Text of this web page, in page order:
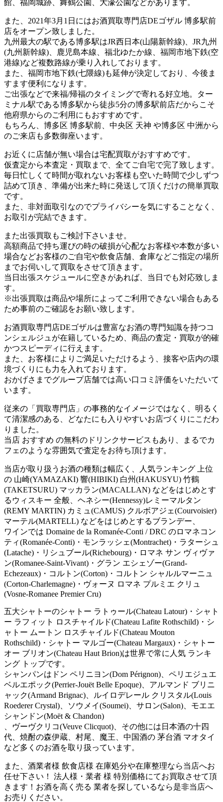
館、福岡城跡、舞鶴公園、大濠公園などがあります。
また、2021年3月1日にはお酒買取専門店DEゴザル 博多駅前
店をオープン致しました。
九州最大の駅である博多駅はJR西日本(山陽新幹線)、JR九州
(九州新幹線)、鹿児島本線、福北ゆたか線、福岡市地下鉄(空
港線)など複数路線が乗り入れしております。
また、福岡市地下鉄(七隈線)も延伸が決定しており、今後ま
すます便利になります。
ご出張などで来福/帰福のタイミングで寄れる好立地。ター
ミナル駅である博多駅から徒歩5分の博多駅前店だからこそ
他府県からのご利用にもおすすめです。
もちろん、博多区 博多駅前、中央区 天神 や博多区 中洲から
のご来店も多数御座います。
お近くに店舗が無い場合は宅配買取がおすすめです。
仮査定から本査定・買取まで、全てご自宅で完了致します。
毎日忙しくて時間が取れないお客様も空いた時間で少しずつ
詰めて頂き、準備が出来た時に発送して頂くだけの簡単買取
です。
また、非対面取引なのでプライバシーを気にすることなく、
お取引が完結できます。
また出張買取もご検討下さいませ。
高額商品で持ち運びの時の破損が心配なお客様や本数が多い
場合などお客様のご自宅や飲食店舗、倉庫などご指定の場所
までお伺いして買取をさせて頂きます。
当日出張スケジュールに空きがあれば、当日でも対応致しま
す。
※出張買取は商品や場所によってご利用できない場合もある
ため事前のご確認をお願い致します。
お酒買取専門店DEゴザルは豊富なお酒の専門知識を持つコ
ンシェルジュが在籍しているため、商品の査定・買取が的確
かつスピーディに行えます。
また、お客様によりご満足いただけるよう、接客や店内の環
境づくりにも力を入れております。
おかげさまでグループ店舗では高い口コミ評価をいただいて
います。
従来の「買取専門店」の事務的なイメージではなく、明るく
て清潔感のある、どなたにも入りやすいお店づくりにこだわ
りました。
当店 おすすめ の無料のドリンクサービスもあり、まるでカ
フェのような雰囲気で査定をお待ち頂けます。
当店が取り扱うお酒の種類は幅広く、人気ランキング 上位
の 山崎(YAMAZAKI) 響(HIBIKI) 白州(HAKUSYU) 竹鶴
(TAKETSURU) マッカラン(MACALLAN) などをはじめとす
るウィスキー 全般、ヘネシー(Hennessy)レミーマルタン
(REMY MARTIN) カミュ(CAMUS) クルボアジェ(Courvoisier)
マーテル(MARTELL) などをはじめとするブランデー、
ワインでは Domaine de la Romanée-Conti / DRC のロマネコン
ティ(Romanée-Conti)・モンラッシェ(Montrachet)・ラターシュ
(Latache)・リシュブール(Richebourg)・ロマネ サン ヴィヴァ
ン(Romanee-Saint-Vivant)・グラン エシェゾー(Grand-
Echezeaux)・コルトン(Corton)・コルトン シャルルマーニュ
(Corton-Charlemagne)・ヴォーヌ ロマネ プルミエ クリュ
(Vosne-Romanee Premier Cru)
五大シャトーのシャトー ラトゥール(Chateau Latour)・シャト
ー ラフィット ロスチャイルド(Chateau Lafite Rothschild)・シ
ャトー ムートン ロスチャイルド(Chateau Mouton
Rothschild)・シャトー マルゴー(Chateau Margaux)・シャトー
オー ブリオン(Chateau Haut Brion)は世界で常に人気 ランキ
ング トップです。
シャンパンはドン ペリニヨン(Dom Pérignon)、ペリエジュエ
ベルエポック(Perrier-Jouët Belle Epoque)、アルマンド ブリニ
ャック(Armand Brignac)、ルイロデレール クリスタル(Louis
Roederer Crystal)、ソウメイ(Soumei)、サロン(Salon)、モエエ
シャンドン(Moët & Chandon)
、ヴーヴクリコ(Veuve Clicquot)、その他には日本酒の十四
代、焼酎の森伊蔵、村尾、魔王、中国酒の 茅台酒 マオタイ
など多くのお酒を取り扱っています。
また、酒業者様 飲食店様 在庫処分や在庫整理なら当店へお
任せ下さい！ 法人様・業者 様 特別価格にてお買取させて頂
きます！お酒を高く売る 業者を探しているなら是非当店へ
お売りください。